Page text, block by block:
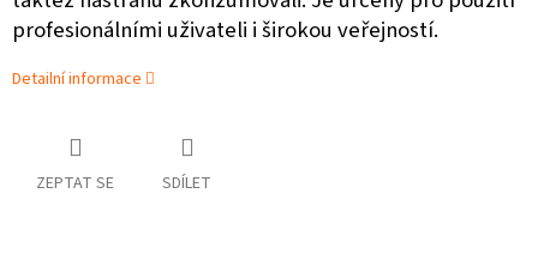
profesionálními uživateli i širokou veřejností.
Detailní informace
ZEPTAT SE SDÍLET